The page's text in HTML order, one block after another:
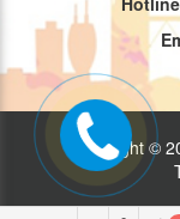
Copyright ©